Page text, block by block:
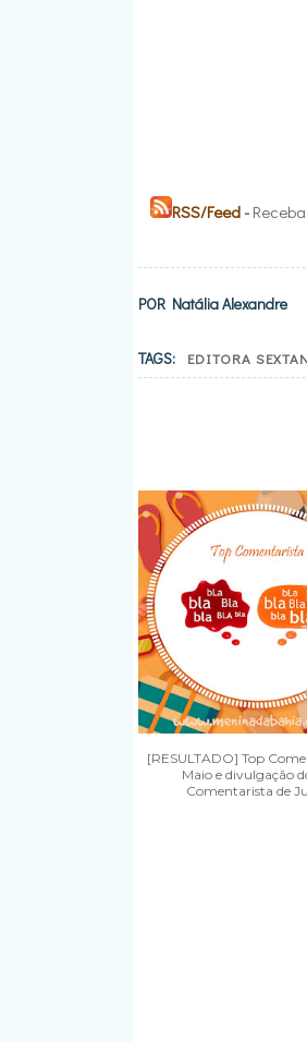
RSS/Feed-
POR Natália Alexandre
TAGS: EDITORA
[RESULTADO] Top
Maio e divulgação
Comentarista de